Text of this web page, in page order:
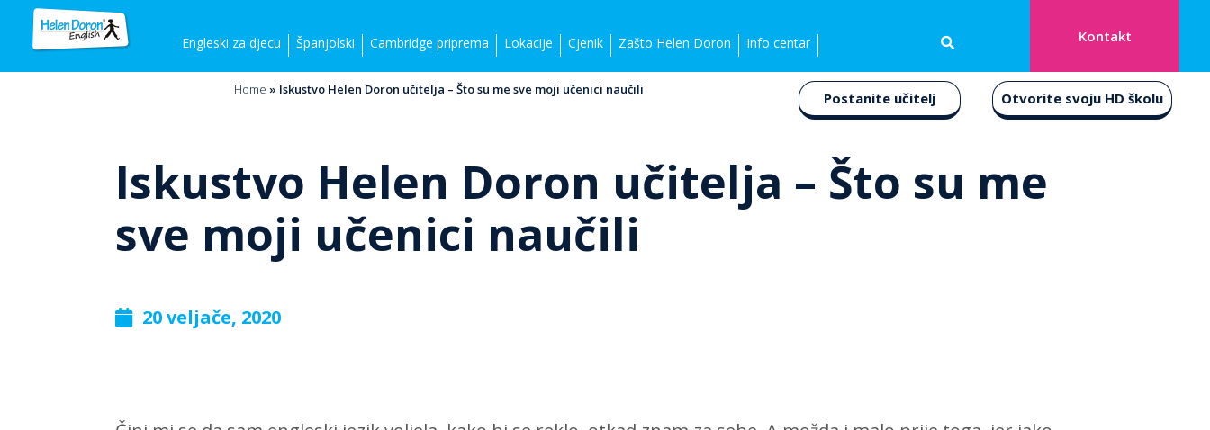
Engleski za djecu Španjolski Cambridge priprema Lokacije Cjenik Zašto Helen Doron Info centar Kontakt
Home » Iskustvo Helen Doron učitelja – Što su me sve moji učenici naučili Postanite učitelj Otvorite svoju HD školu
Iskustvo Helen Doron učitelja – Što su me
sve moji učenici naučili
20 veljače, 2020